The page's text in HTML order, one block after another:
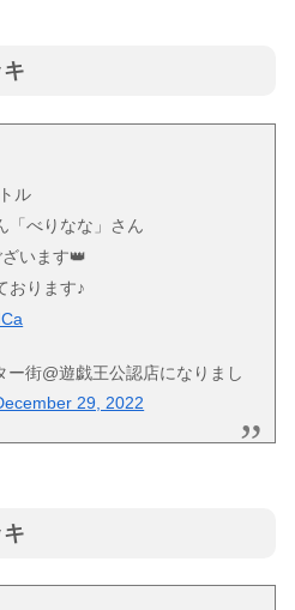
ル
「べりなな」さん
います👑
おります♪
街@遊戯王公認店になりまし
29, 2022